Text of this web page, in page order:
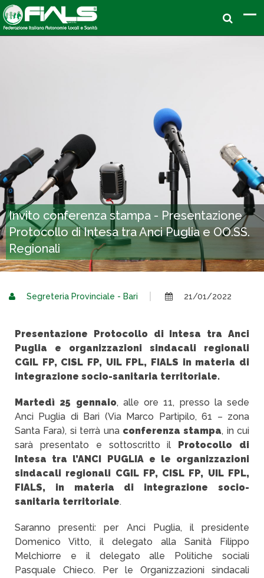
Invito conferenza stampa - Presentazione
Protocollo di Intesa tra Anci Puglia e OO.SS.
Regionali
Segreteria Provinciale - Bari 21/01/2022
Presentazione Protocollo di Intesa tra Anci
Puglia e organizzazioni sindacali regionali
CGIL FP, CISL FP, UIL FPL, FIALS in materia di
integrazione socio-sanitaria territoriale.
Martedì 25 gennaio, alle ore 11, presso la sede
Anci Puglia di Bari (Via Marco Partipilo, 61 – zona
Santa Fara), si terrà una conferenza stampa, in cui
sarà presentato e sottoscritto il Protocollo di
Intesa tra l’ANCI PUGLIA e le organizzazioni
sindacali regionali CGIL FP, CISL FP, UIL FPL,
FIALS, in materia di integrazione socio-
sanitaria territoriale.
Saranno presenti: per Anci Puglia, il presidente
Domenico Vitto, il delegato alla Sanità Filippo
Melchiorre e il delegato alle Politiche sociali
Pasquale Chieco. Per le Organizzazioni sindacali